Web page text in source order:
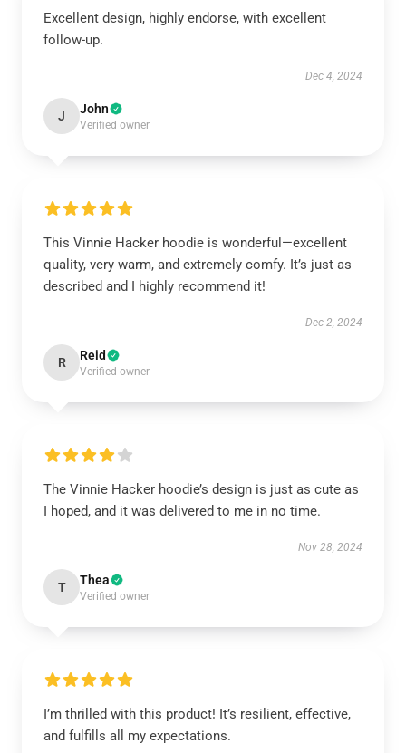
Excellent design, highly endorse, with excellent
follow-up.
Dec 4, 2024
J John
Verified owner
This Vinnie Hacker hoodie is wonderful—excellent
quality, very warm, and extremely comfy. It’s just as
described and I highly recommend it!
Dec 2, 2024
R Reid
Verified owner
The Vinnie Hacker hoodie’s design is just as cute as
I hoped, and it was delivered to me in no time.
Nov 28, 2024
T Thea
Verified owner
I’m thrilled with this product! It’s resilient, effective,
and fulfills all my expectations.